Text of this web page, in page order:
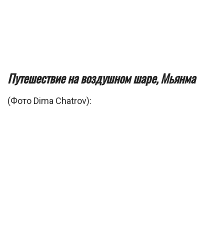
Путешествие на воздушном шаре, Мьянма
(Фото Dima Chatrov):